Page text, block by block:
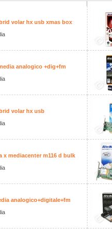
volar hx usb xmas box
analogico +dig+fm
volar hx usb
x mediacenter m116 d bulk
analogico+digitale+fm